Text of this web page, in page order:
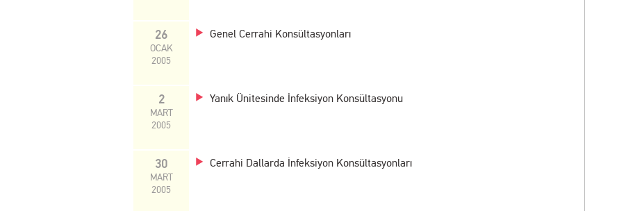
26
OCAK
2005
Genel Cerrahi Konsültasyonları
2
MART
2005
Yanık Ünitesinde İnfeksiyon Konsültasyonu
30
MART
2005
Cerrahi Dallarda İnfeksiyon Konsültasyonları